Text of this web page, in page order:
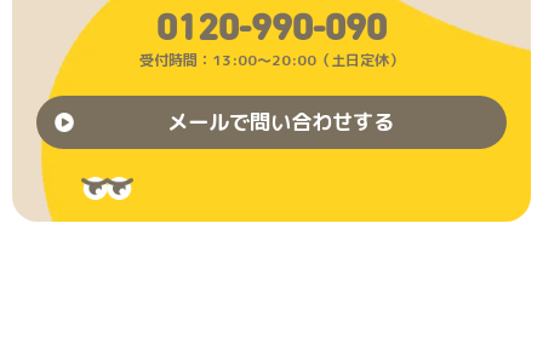
0120-990-090
受付時間：13:00〜20:00（土日定休）
メールで問い合わせする